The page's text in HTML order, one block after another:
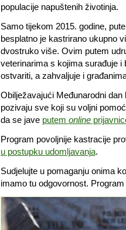
populacije napuštenih životinja.
Samo tijekom 2015. godine,
besplatno je kastrirano ukupno
dvostruko više. Ovim putem
veterinarima s kojima surađuje i
ostvariti, a zahvaljuje i
Obilježavajući Međunarodni
pozivaju sve koji su voljni
da se jave putem online
Program povoljnije kastracije
u postupku udomljavanja.
Sudjelujte u pomaganju onima
imamo tu odgovornost.